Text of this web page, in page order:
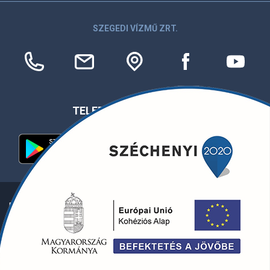
SZEGEDI VÍZMŰ ZRT.
TELEFONOS APPLIKÁCIÓ
Egyéb információk
Copyright © 2026 Szegedi Vízmű Zrt.